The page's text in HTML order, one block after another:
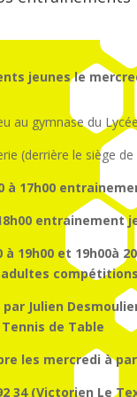
jeunes le
au gymnase du
(derrière le siège
à 17h00
entrainement
19h00 et 19h00à
Julien
Tennis de Table
les mercredi à
34 (Victorien Le